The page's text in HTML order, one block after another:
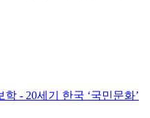
- 20세기 한국 ‘국민문화’